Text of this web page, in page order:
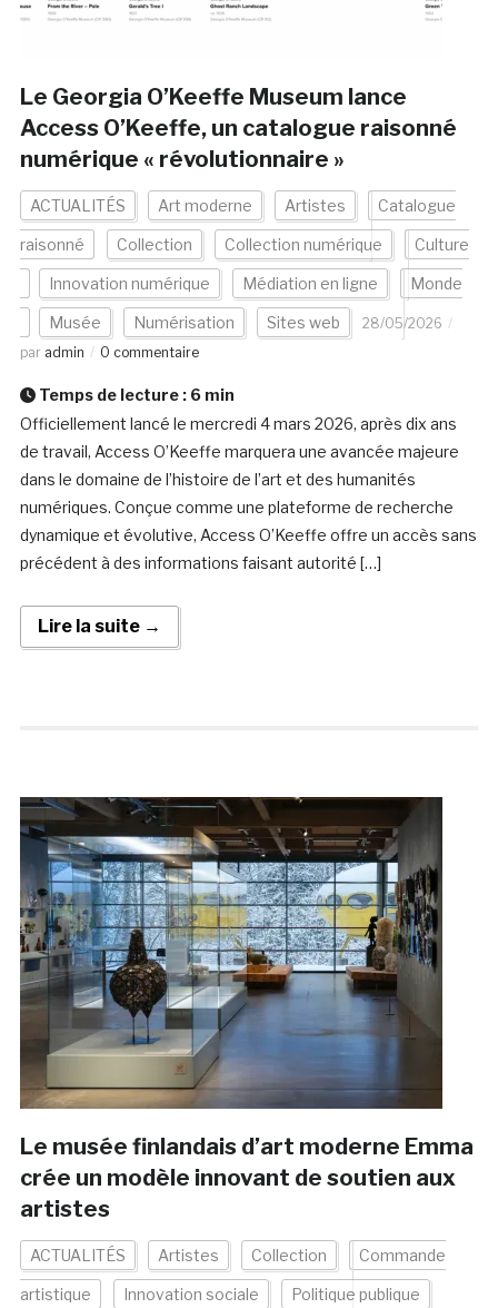
Le Georgia O’Keeffe Museum lance
Access O’Keeffe, un catalogue raisonné
numérique « révolutionnaire »
ACTUALITÉS Art moderne Artistes Catalogue
raisonné Collection Collection numérique Culture
Innovation numérique Médiation en ligne Monde
Musée Numérisation Sites web
28/05/2026
par admin 0 commentaire
Temps de lecture : 6 min
Officiellement lancé le mercredi 4 mars 2026, après dix ans
de travail, Access O’Keeffe marquera une avancée majeure
dans le domaine de l’histoire de l’art et des humanités
numériques. Conçue comme une plateforme de recherche
dynamique et évolutive, Access O’Keeffe offre un accès sans
précédent à des informations faisant autorité […]
Lire la suite →
Le musée finlandais d’art moderne Emma
crée un modèle innovant de soutien aux
artistes
ACTUALITÉS Artistes Collection Commande
artistique Innovation sociale Politique publique